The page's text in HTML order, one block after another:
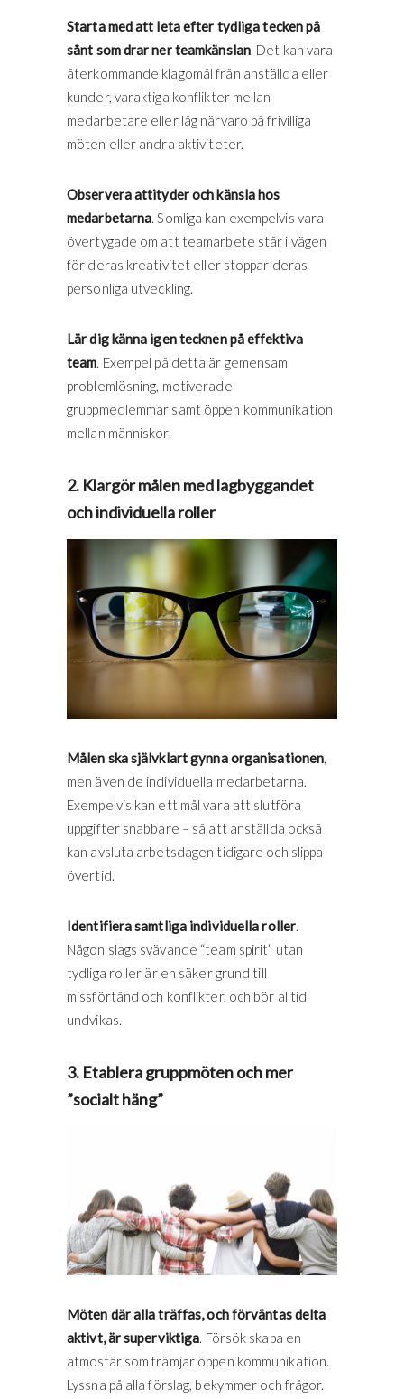
Starta med att leta efter tydliga tecken på
sånt som drar ner teamkänslan. Det kan vara
återkommande klagomål från anställda eller
kunder, varaktiga konflikter mellan
medarbetare eller låg närvaro på frivilliga
möten eller andra aktiviteter.
Observera attityder och känsla hos
medarbetarna . Somliga kan exempelvis vara
övertygade om att teamarbete står i vägen
för deras kreativitet eller stoppar deras
personliga utveckling.
Lär dig känna igen tecknen på effektiva
team . Exempel på detta är gemensam
problemlösning, motiverade
gruppmedlemmar samt öppen kommunikation
mellan människor.
2. Klargör målen med lagbyggandet
och individuella roller
Målen ska självklart gynna organisationen,
men även de individuella medarbetarna.
Exempelvis kan ett mål vara att slutföra
uppgifter snabbare – så att anställda också
kan avsluta arbetsdagen tidigare och slippa
övertid.
Identifiera samtliga individuella roller.
Någon slags svävande “team spirit” utan
tydliga roller är en säker grund till
missförtånd och konflikter, och bör alltid
undvikas.
3. Etablera gruppmöten och mer
”socialt häng”
Möten där alla träffas, och förväntas delta
aktivt, är superviktiga. Försök skapa en
atmosfär som främjar öppen kommunikation.
Lyssna på alla förslag, bekymmer och frågor.